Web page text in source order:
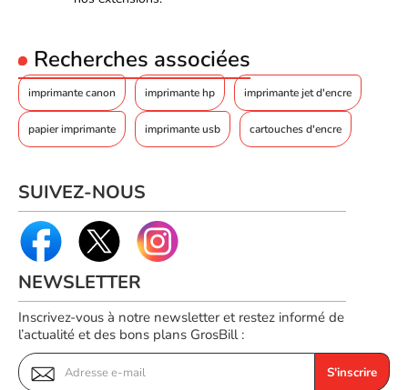
Recherches associées
imprimante canon imprimante hp imprimante jet d'encre
papier imprimante imprimante usb cartouches d'encre
SUIVEZ-NOUS
NEWSLETTER
Inscrivez-vous à notre newsletter et restez informé de
l’actualité et des bons plans GrosBill :
S'inscrire